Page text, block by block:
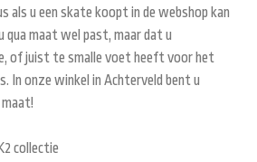
als u een skate koopt in de webshop kan
qua maat wel past, maar dat u
of juist te smalle voet heeft voor het
In onze winkel in Achterveld bent u
collectie